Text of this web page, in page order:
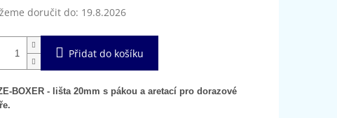
doručit do: 19.8.2026
Přidat do košíku
BOXER - lišta 20mm s pákou a aretací pro dorazové